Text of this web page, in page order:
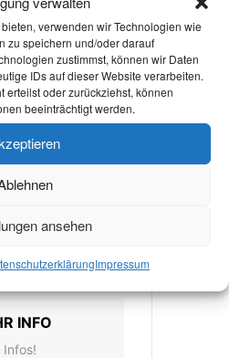
verwenden wir Technologien wie
zu speichern und/oder darauf
zustimmst, können wir Daten
IDs auf dieser Website verarbeiten.
oder zurückziehst, können
beeinträchtigt werden.
ansehen
Impressum
2021
20:00
INFO
Infos!